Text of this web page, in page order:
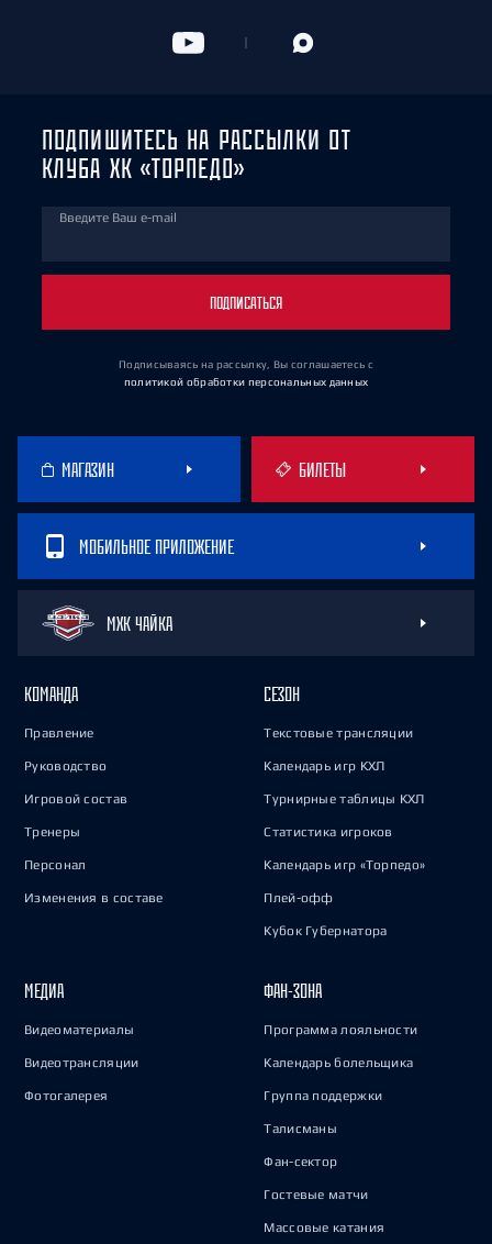
ПОДПИШИТЕСЬ НА РАССЫЛКИ ОТ
КЛУБА ХК «ТОРПЕДО»
Введите Ваш e-mail
ПОДПИСАТЬСЯ
Подписываясь на рассылку, Вы соглашаетесь с
политикой обработки персональных данных
МАГАЗИН БИЛЕТЫ
МОБИЛЬНОЕ ПРИЛОЖЕНИЕ
МХК ЧАЙКА
КОМАНДА
Правление
Руководство
Игровой состав
Тренеры
Персонал
Изменения в составе
СЕЗОН
Текстовые трансляции
Календарь игр КХЛ
Турнирные таблицы КХЛ
Статистика игроков
Календарь игр «Торпедо»
Плей-офф
Кубок Губернатора
МЕДИА
Видеоматериалы
Видеотрансляции
Фотогалерея
ФАН-ЗОНА
Программа лояльности
Календарь болельщика
Группа поддержки
Талисманы
Фан-сектор
Гостевые матчи
Массовые катания